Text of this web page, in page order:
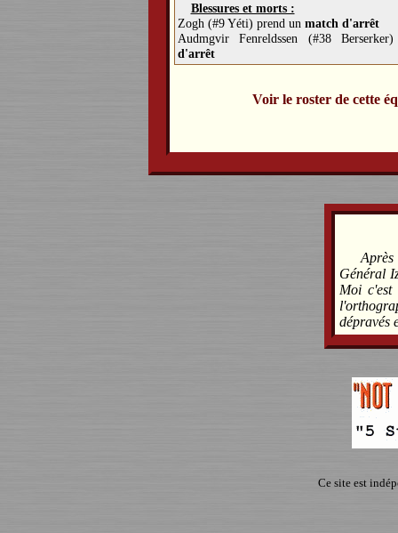
Blessures et morts :
Zogh (#9 Yéti) prend unmatch d'arrêt
Audmgvir Fenreldssen (#38
d'arrêt
Voir le roster de cette
Après
Général
Moi
dépravés
Ce site est